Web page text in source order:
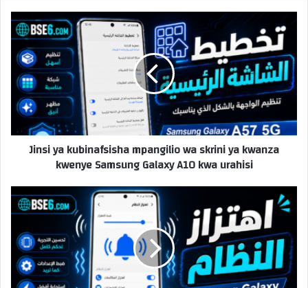
Jinsi ya kubinafsisha mpangilio wa skrini ya kwanza
kwenye Samsung Galaxy A10 kwa urahisi